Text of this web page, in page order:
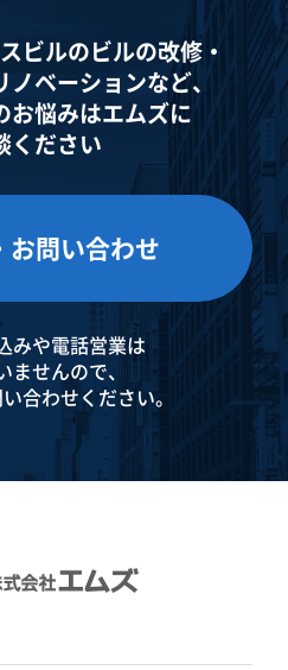
ビルのビルの改修・
ノベーションなど、
お悩みはエムズに
ください
お問い合わせ
みや電話営業は
ませんので、
合わせください。